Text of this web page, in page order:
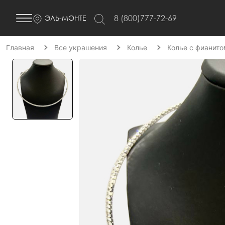
ЭЛЬ-МОНТЕ 8 (800)777-72-69
Главная Все украшения Колье Колье с